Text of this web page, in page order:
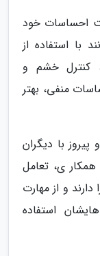
احساسات خود
با استفاده از
کنترل خشم و
منفی، بهتر
پیروز با دیگران
همکار ی، تعامل
و از مهارت
استفاده